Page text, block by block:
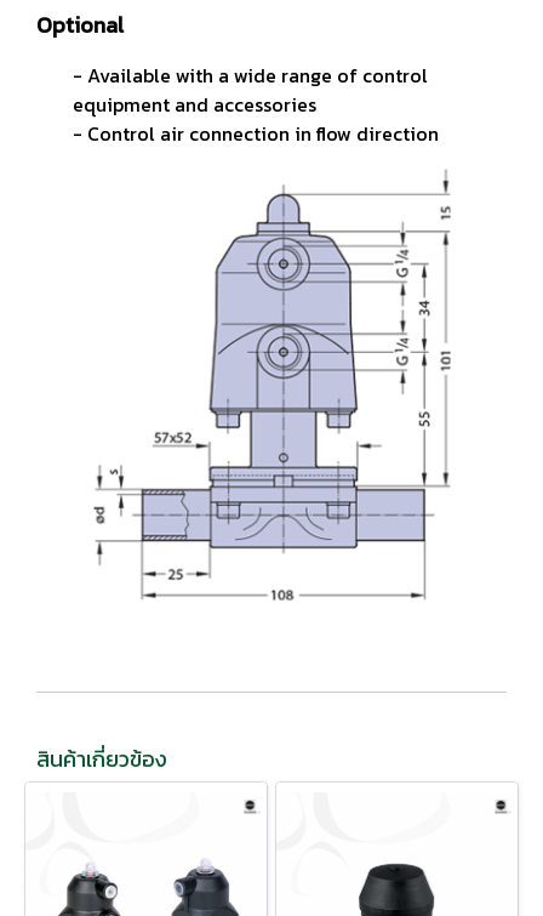
Optional
- Available with a wide range of control
equipment and accessories
- Control air connection in flow direction
สินค้าเกี่ยวข้อง